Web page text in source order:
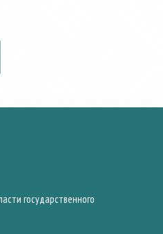
государственного